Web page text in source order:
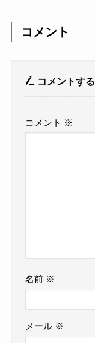
コメント
コメントする
コメント ※
名前 ※
メール ※